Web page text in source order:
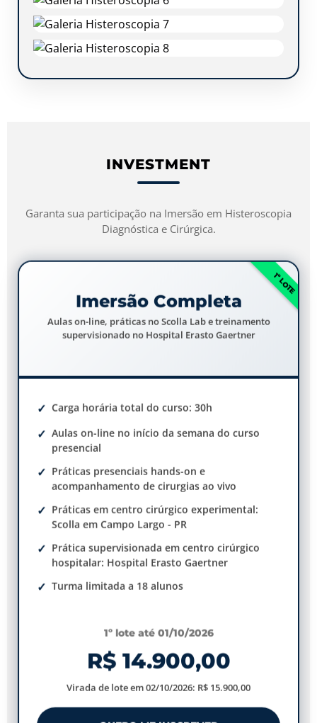
INVESTMENT
Garanta sua participação na Imersão em Histeroscopia
Diagnóstica e Cirúrgica.
1º LOTE
Imersão Completa
Aulas on-line, práticas no Scolla Lab e treinamento
supervisionado no Hospital Erasto Gaertner
Carga horária total do curso: 30h
Aulas on-line no início da semana do curso
presencial
Práticas presenciais hands-on e
acompanhamento de cirurgias ao vivo
Práticas em centro cirúrgico experimental:
Scolla em Campo Largo - PR
Prática supervisionada em centro cirúrgico
hospitalar: Hospital Erasto Gaertner
Turma limitada a 18 alunos
1º lote até 01/10/2026
R$ 14.900,00
Virada de lote em 02/10/2026: R$ 15.900,00